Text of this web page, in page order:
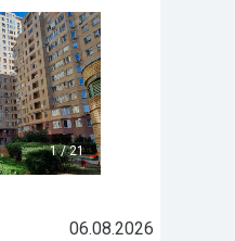
1/21
06.08.2026